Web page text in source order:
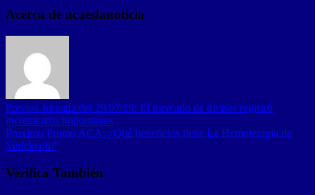
Acerca de acaeslanoticia
Previos Jornada del 29/07/19: El mercado de divisas registró
incrementos importantes
Proximo Promo ACA: ¿Qué beneficios tiene La Hemoterapia de
Verickcob?
Verifica También